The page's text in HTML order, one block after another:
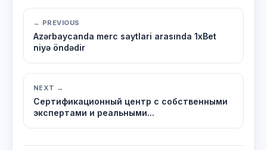
← PREVIOUS
Azərbaycanda merc saytlari arasında 1xBet
niyə öndədir
NEXT →
Сертификационный центр с собственными
экспертами и реальными...